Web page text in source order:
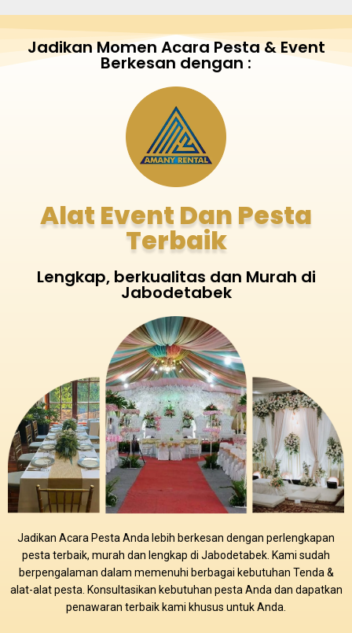
Jadikan Momen Acara Pesta & Event
Berkesan dengan :
Alat Event Dan Pesta
Terbaik
Lengkap, berkualitas dan Murah di
Jabodetabek
Jadikan Acara Pesta Anda lebih berkesan dengan perlengkapan
pesta terbaik, murah dan lengkap di Jabodetabek. Kami sudah
berpengalaman dalam memenuhi berbagai kebutuhan Tenda &
alat-alat pesta. Konsultasikan kebutuhan pesta Anda dan dapatkan
penawaran terbaik kami khusus untuk Anda.